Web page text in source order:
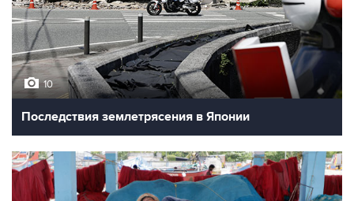
10
Последствия землетрясения в Японии